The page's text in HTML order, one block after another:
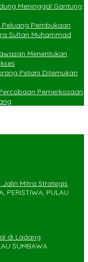
Meninggal Gantung
Pembukaan
Sultan Muhammad
Menentukan
Petani Ditemukan
Pemerkosaan
Jalin Mitra Strategis
PERISTIWA, PULAU
di Ladang
SUMBAWA